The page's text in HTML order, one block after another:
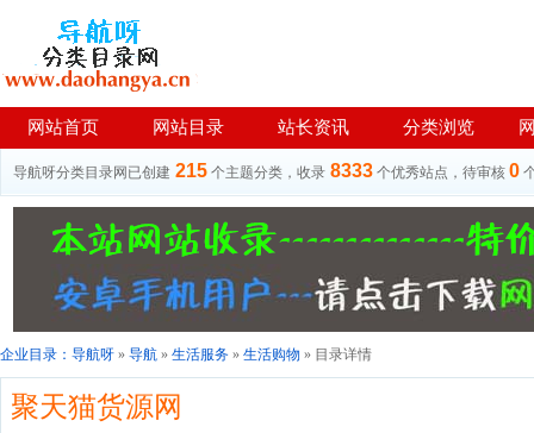
网站首页 网站目录 站长资讯 分类浏览
导航呀分类目录网已创建 215 个主题分类，收录 8333 个优秀站点，待审核 0
企业目录： 导航呀 » 导航 » 生活服务 » 生活购物 » 目录详情
聚天猫货源网